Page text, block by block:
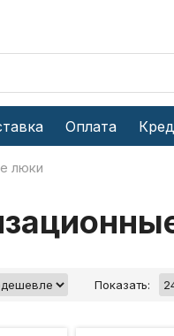
Оплата
люки
Показать: